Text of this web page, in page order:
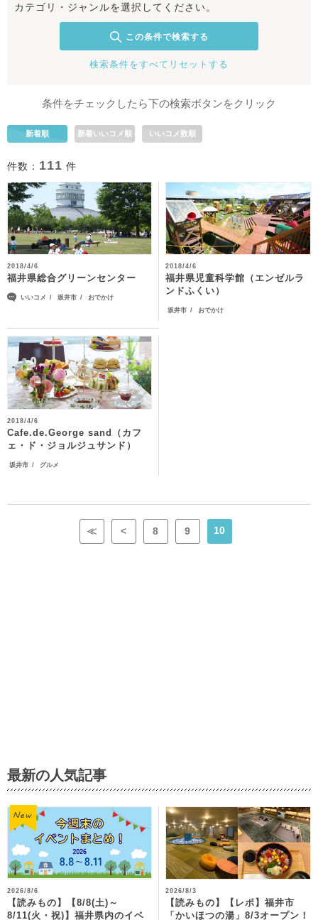
カテゴリ・ジャンルを選択してください。
この条件で検索する
検索条件をすべてリセットする
条件をチェックしたら下の検索ボタンをクリック
新着順 新着いいコメ順 いいコメ数順
件数： 111 件
2018/4/6
福井県総合グリーンセンター
いいコメ 坂井市 おでかけ
2018/4/6
福井県児童科学館（エンゼルラ
ンドふくい）
坂井市 おでかけ
2018/4/6
Cafe.de.George sand（カフ
ェ・ド・ジョルジュサンド）
坂井市 グルメ
≪ < 8 9 10
最新の人気記事
2026/8/6
【読みもの】【8/8(土)～
8/11(火・祝)】福井県内のイベ
2026/8/3
【読みもの】【レポ】福井市
「かいほつの湯」8/3オープン！